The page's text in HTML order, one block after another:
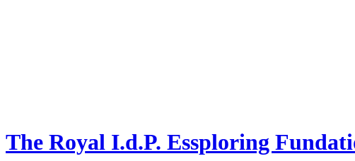
The Royal I.d.P. Essploring